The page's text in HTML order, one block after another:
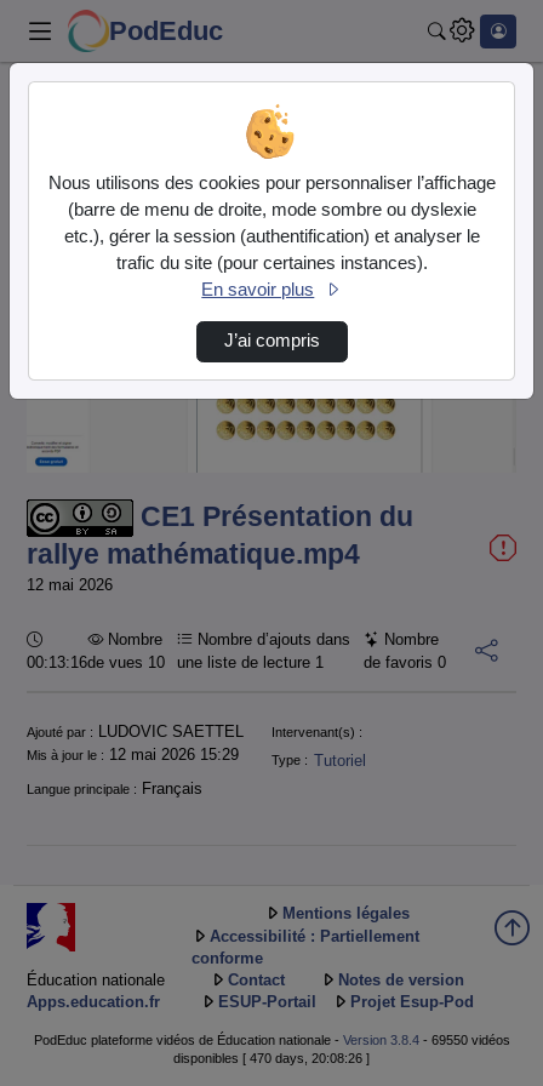
PodEduc
CE1 Présentation du rallye mathématique.mp4
Lire
la
CE1 Présentation du
rallye mathématique.mp4
12 mai 2026
Durée :
00:13:16
Nombre
de vues 10
Nombre d’ajouts dans
une liste de lecture 1
Nombre
de favoris 0
Informations
Ajouté par : LUDOVIC SAETTEL
Intervenant(s) :
Mis à jour le : 12 mai 2026 15:29 Type : Tutoriel
Langue principale : Français
Éducation nationale
Apps.education.fr
Mentions légales
Accessibilité : Partiellement
conforme
Contact
Notes de version
ESUP-Portail
Projet Esup-Pod
PodEduc plateforme vidéos de Éducation nationale - Version 3.8.4- 69550 vidéos
disponibles [ 470 days, 20:08:26 ]
Nous utilisons des cookies pour personnaliser l’affichage
(barre de menu de droite, mode sombre ou dyslexie
etc.), gérer la session (authentification) et analyser le
trafic du site (pour certaines instances).
En savoir plus
J’ai compris